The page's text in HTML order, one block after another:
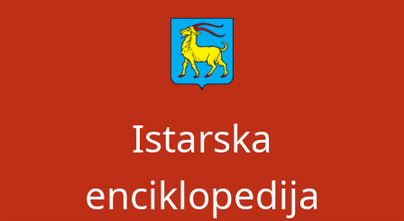
Istarska
enciklopedija